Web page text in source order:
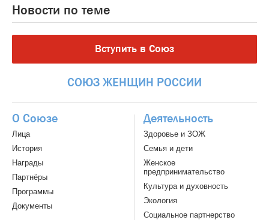
Новости по теме
Вступить в Союз
СОЮЗ ЖЕНЩИН РОССИИ
О Союзе
Лица
История
Награды
Партнёры
Программы
Документы
Деятельность
Здоровье и ЗОЖ
Семья и дети
Женское
предпринимательство
Культура и духовность
Экология
Социальное партнерство